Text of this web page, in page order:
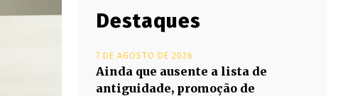
Destaques
7 DE AGOSTO DE 2026
Ainda que ausente a lista de
antiguidade, promoção de